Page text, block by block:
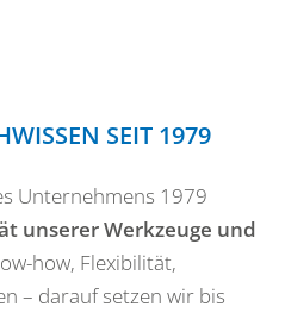
SEIT 1979
Unternehmens 1979
unserer Werkzeuge und
how, Flexibilität,
– darauf setzen wir bis